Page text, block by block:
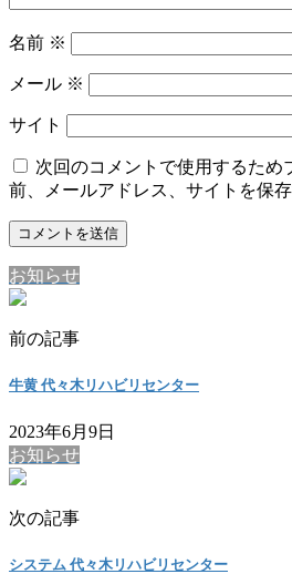
名前 ※
メール ※
サイト
次回のコメントで使用するため
前、メールアドレス、サイトを保存
お知らせ
前の記事
牛黄 代々木リハビリセンター
2023年6月9日
お知らせ
次の記事
システム 代々木リハビリセンター